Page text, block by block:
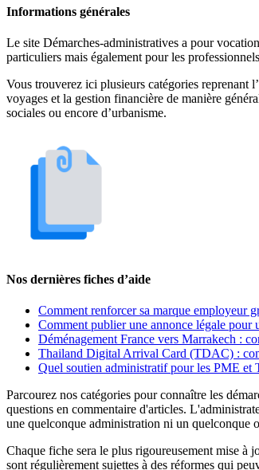
Informations générales
Le site Démarches-administratives a pour
particuliers mais également pour les
Vous trouverez ici plusieurs catégories reprenant
voyages et la gestion financière de manière
sociales ou encore d’urbanisme.
Nos dernières fiches d’aide
Comment renforcer sa marque employeur
Comment publier une annonce légale pour
Déménagement France vers Marrakech :
Thailand Digital Arrival Card (TDAC) :
Quel soutien administratif pour les PME et
Parcourez nos catégories pour connaître les
questions en commentaire d'articles.
une quelconque administration ni un quelconque
Chaque fiche sera le plus rigoureusement mise à
sont régulièrement sujettes à des réformes qui